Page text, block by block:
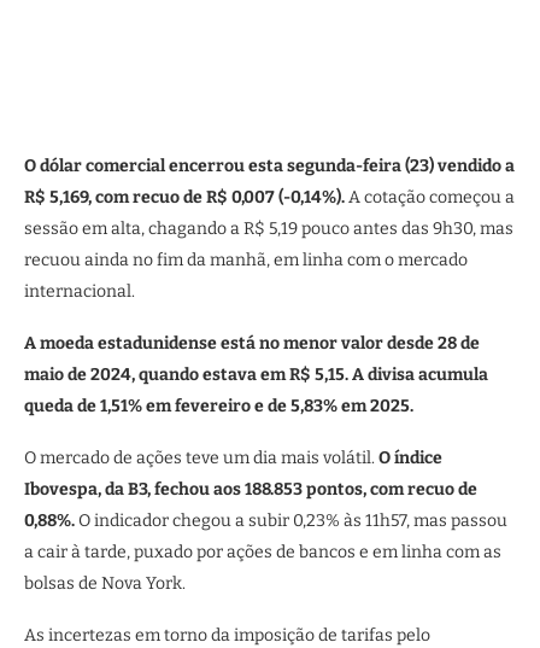
O dólar comercial encerrou esta segunda-feira (23) vendido a
R$ 5,169, com recuo de R$ 0,007 (-0,14%).A cotação começou a
sessão em alta, chagando a R$ 5,19 pouco antes das 9h30, mas
recuou ainda no fim da manhã, em linha com o mercado
internacional.
A moeda estadunidense está no menor valor desde 28 de
maio de 2024, quando estava em R$ 5,15. A divisa acumula
queda de 1,51% em fevereiro e de 5,83% em 2025.
O mercado de ações teve um dia mais volátil. O índice
Ibovespa, da B3, fechou aos 188.853 pontos, com recuo de
0,88%.O indicador chegou a subir 0,23% às 11h57, mas passou
a cair à tarde, puxado por ações de bancos e em linha com as
bolsas de Nova York.
As incertezas em torno da imposição de tarifas pelo